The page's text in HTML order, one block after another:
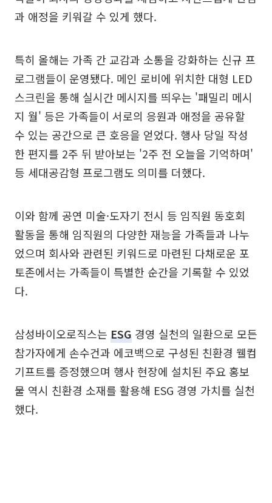
과 애정을 키워갈 수 있게 했다.
특히 올해는 가족 간 교감과 소통을 강화하는 신규 프
로그램들이 운영됐다. 메인 로비에 위치한 대형 LED
스크린을 통해 실시간 메시지를 띄우는 '패밀리 메시
지 월' 등은 가족들이 서로의 응원과 애정을 공유할
수 있는 공간으로 큰 호응을 얻었다. 행사 당일 작성
한 편지를 2주 뒤 받아보는 '2주 전 오늘을 기억하며'
등 세대공감형 프로그램도 의미를 더했다.
이와 함께 공연 미술·도자기 전시 등 임직원 동호회
활동을 통해 임직원의 다양한 재능을 가족들과 나누
었으며 회사와 관련된 키워드로 마련된 다채로운 포
토존에서는 가족들이 특별한 순간을 기록할 수 있었
다.
삼성바이오로직스는 ESG 경영 실천의 일환으로 모든
참가자에게 손수건과 에코백으로 구성된 친환경 웰컴
기프트를 증정했으며 행사 현장에 설치된 주요 홍보
물 역시 친환경 소재를 활용해 ESG 경영 가치를 실천
했다.